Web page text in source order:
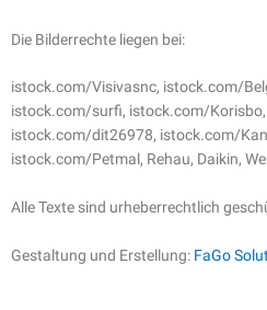
Die Bilderrechte liegen bei:
istock.com/Visivasnc, istock.com/
istock.com/surfi, istock.com/
istock.com/dit26978, istock.com/
istock.com/Petmal, Rehau, Daikin,
Alle Texte sind urheberrechtlich
Gestaltung und Erstellung: FaGo